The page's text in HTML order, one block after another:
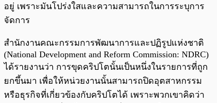
อยู่ เพราะมันโปร่งใสและความสามารถในการระบุการ
จัดการ
สำนักงานคณะกรรมการพัฒนาการและปฏิรูปแห่งชาติ
(National Development and Reform Commission: NDRC)
ได้รายงานว่า การขุดคริปโตนั้นเป็นหนึ่งในรายการที่ถูก
ยกขึ้นมา เพื่อให้หน่วยงานนั้นสามารถปิดอุตสาหกรรม
หรือธุรกิจที่เกี่ยวข้องกับคริปโตได้ เพราะพวกเขาคิดว่า